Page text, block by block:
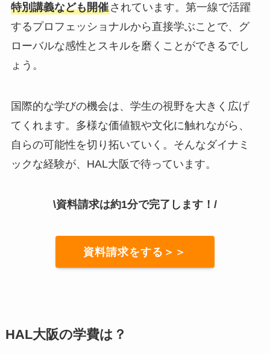
特別講義なども開催されています。第一線で活躍
するプロフェッショナルから直接学ぶことで、グ
ローバルな感性とスキルを磨くことができるでし
ょう。
国際的な学びの機会は、学生の視野を大きく広げ
てくれます。多様な価値観や文化に触れながら、
自らの可能性を切り拓いていく。そんなダイナミ
ックな経験が、HAL大阪で待っています。
\資料請求は約1分で完了します！/
資料請求をする＞＞
HAL大阪の学費は？